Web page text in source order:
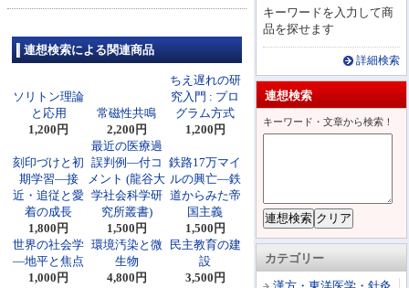
キーワードを入力して商
品を探せます
詳細検索
連想検索
キーワード・文章から検索！
カテゴリー
連想検索による関連商品
ソリトン理論
と応用
1,200円
常磁性共鳴
2,200円
ちえ遅れの研
究入門 : プロ
グラム方式
1,200円
刻印づけと初
期学習―接
近・追従と愛
着の成長
1,800円
最近の医療過
誤判例―付コ
メント (龍谷大
学社会科学研
究所叢書)
1,500円
鉄路17万マイ
ルの興亡―鉄
道からみた帝
国主義
1,500円
世界の社会学
―地平と焦点
1,000円
環境汚染と微
生物
4,800円
民主教育の建
設
3,500円